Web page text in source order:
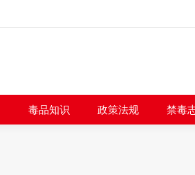
毒品知识 政策法规 禁毒
品牌项目 毒品知识 政策法规